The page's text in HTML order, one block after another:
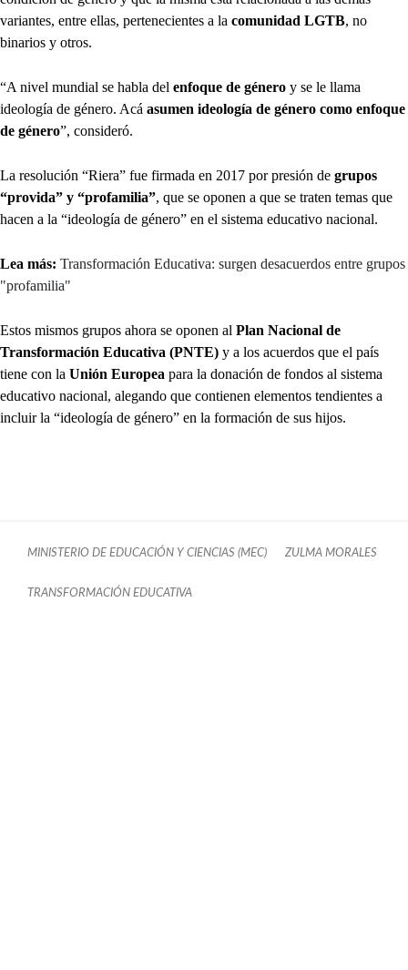
variantes, entre ellas, pertenecientes a la comunidad LGTB, no
binarios y otros.
“A nivel mundial se habla del enfoque de género y se le llama
ideología de género. Acá asumen ideología de género como enfoque
de género”, consideró.
La resolución “Riera” fue firmada en 2017 por presión de grupos
“provida” y “profamilia”, que se oponen a que se traten temas que
hacen a la “ideología de género” en el sistema educativo nacional.
Lea más: Transformación Educativa: surgen desacuerdos entre grupos
"profamilia"
Estos mismos grupos ahora se oponen al Plan Nacional de
Transformación Educativa (PNTE) y a los acuerdos que el país
tiene con la Unión Europea para la donación de fondos al sistema
educativo nacional, alegando que contienen elementos tendientes a
incluir la “ideología de género” en la formación de sus hijos.
MINISTERIO DE EDUCACIÓN Y CIENCIAS (MEC) ZULMA MORALES
TRANSFORMACIÓN EDUCATIVA